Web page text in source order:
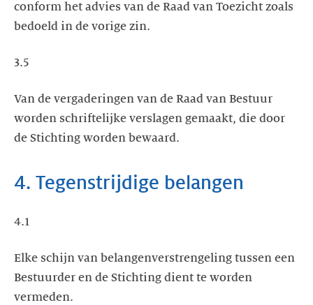
conform het advies van de Raad van Toezicht zoals
bedoeld in de vorige zin.
3.5
Van de vergaderingen van de Raad van Bestuur
worden schriftelijke verslagen gemaakt, die door
de Stichting worden bewaard.
4. Tegenstrijdige belangen
4.1
Elke schijn van belangenverstrengeling tussen een
Bestuurder en de Stichting dient te worden
vermeden.